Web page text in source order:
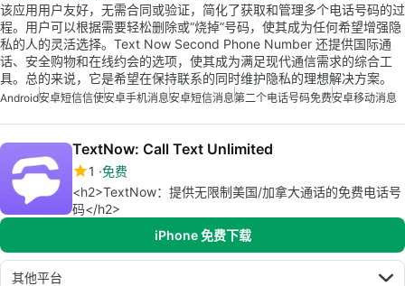
该应用用户友好，无需合同或验证，简化了获取和管理多个电话号码的过
程。用户可以根据需要轻松删除或“烧掉”号码，使其成为任何希望增强隐
私的人的灵活选择。Text Now Second Phone Number 还提供国际通
话、安全购物和在线约会的选项，使其成为满足现代通信需求的综合工
具。总的来说，它是希望在保持联系的同时维护隐私的理想解决方案。
Android安卓短信信使安卓手机消息安卓短信消息第二个电话号码免费安卓移动消息
TextNow: Call Text Unlimited
1 免费
<h2>TextNow：提供无限制美国/加拿大通话的免费电话号
码</h2>
iPhone 免费下载
其他平台